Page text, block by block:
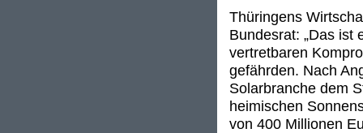
Thüringens
Bundesrat: „Das ist
vertretbaren
gefährden. Nach
Solarbranche dem
heimischen
von 400 Millionen